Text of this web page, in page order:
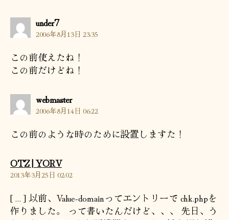
under7の
発
言:
2006年8月13日 23:35
この前使えたね！
この前だけどね！
webmasterの
発
言:
2006年8月14日 06:22
この前のような時のために設置しますた！
OTZ | YORVの
発
言:
2013年3月25日 02:02
[…] 以前、Value-domainってエントリーで chk.phpを
作りました。 って書いたんだけど、、、 先日、う